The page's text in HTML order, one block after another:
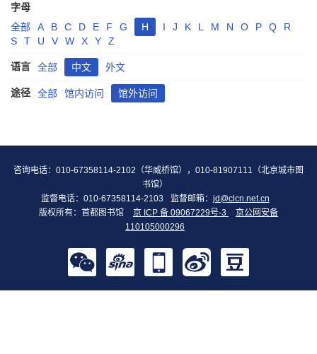
字母
全部
A B C D E F G H I J K L M N O P Q
R
S
T U V W X Y Z
语言 全部 中文 外文
途径 全部 馆内访问 馆外访问
咨询电话：010-67358114-2102（华威桥馆），010-81907111（北京城市图
书馆）
监督电话：010-67358114-2103
监督邮箱： jd@clcn.net.cn
版权所有：首都图书馆
京 ICP 备 09067229号-3
京公网安备
110105000296